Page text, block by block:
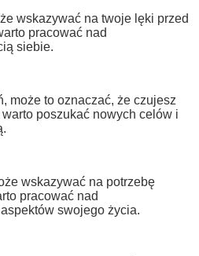
wskazywać na twoje lęki przed
pracować nad
siebie.
może to oznaczać, że czujesz
poszukać nowych celów i
wskazywać na potrzebę
pracować nad
swojego życia.